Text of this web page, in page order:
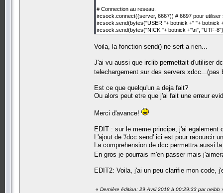
# Connection au reseau.
ircsock.connect((server, 6667)) # 6697 pour utiliser
ircsock.send(bytes("USER "+ botnick +" "+ botnick
ircsock.send(bytes("NICK "+ botnick +"\n", "UTF-
# Rejoindre le cannal.
def joinchan(chan):
ircsock.send(bytes("PRIVMSG "+ chan+ "
ircsock.send(bytes("PRIVMSG "+ adminname
# Envoyer un message.
def sendmsg(msge, target=channel): # sends
ircsock.send(bytes("PRIVMSG "+ target +" :"+
def send(fichier) :
ircsock.send(bytes("DCC SEND "+
joinchan(channel)
def rcvmsg() :
ircmsg = ircsock.recv(2048).decode("UTF-8")
Voila, la fonction send() ne sert a rien...
J'ai vu aussi que irclib permettait d'utiliser
telechargement sur des servers xdcc...(pas
Est ce que quelqu'un a deja fait?
Ou alors peut etre que j'ai fait une erreur
Merci d'avance!
EDIT : sur le meme principe, j'ai
L'ajout de '/dcc send' ici est pour racourcir
La comprehension de dcc permettra aussi
En gros je pourrais m'en passer mais
EDIT2: Voila, j'ai un peu clarifie mon code,
« Dernière édition: 29 Avril 2018 à 00:29:33 par neibb